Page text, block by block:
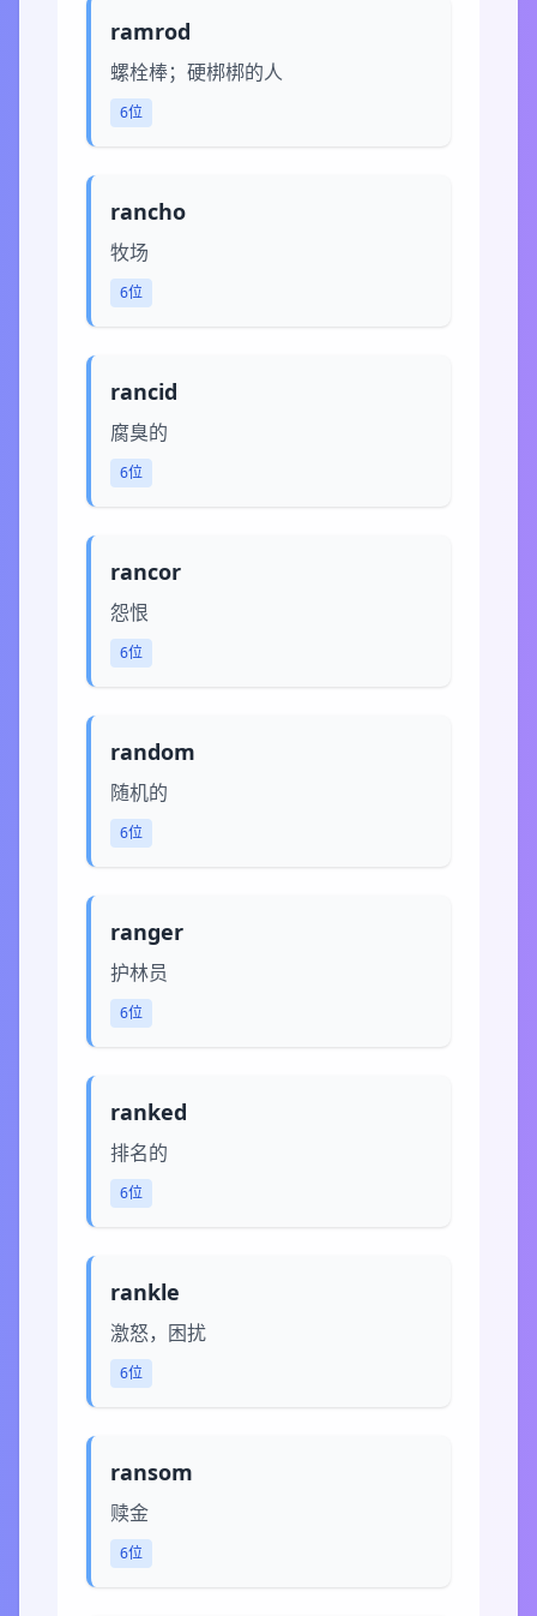
ramrod
螺栓棒；硬梆梆的人
6位
rancho
牧场
6位
rancid
腐臭的
6位
rancor
怨恨
6位
random
随机的
6位
ranger
护林员
6位
ranked
排名的
6位
rankle
激怒，困扰
6位
ransom
赎金
6位